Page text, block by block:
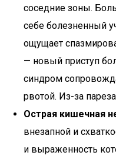
соседние зоны.
себе болезненный
ощущает
— новый приступ
синдром
рвотой. Из-за
Острая кишечная
внезапной и
и выраженность